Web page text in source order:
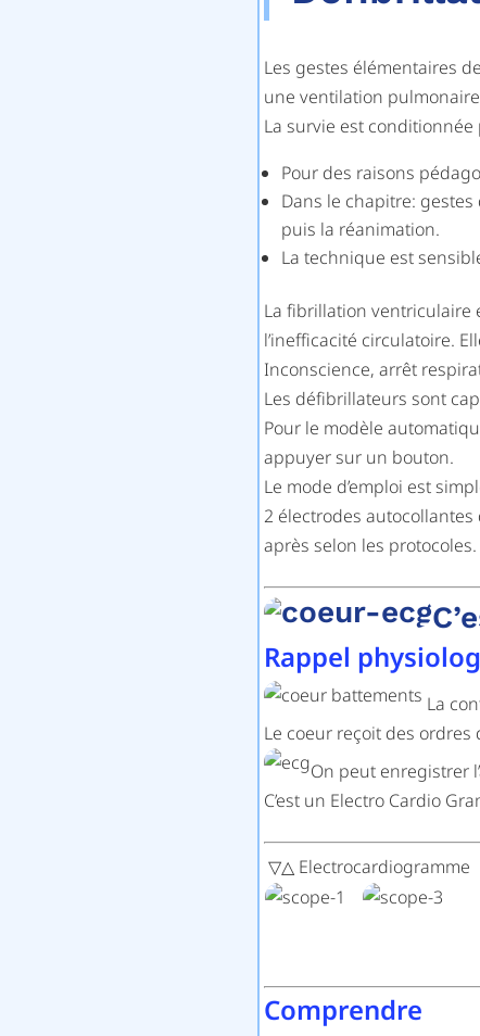
Les gestes élémentaires
une ventilation
La survie est
Pour des raisons
Dans le chapitre:
puis la réanimation.
La technique est
La fibrillation ventriculaire
l’inefficacité circulatoire.
Inconscience, arrêt
Les défibrillateurs sont
Pour le modèle
appuyer sur un bouton.
Le mode d’emploi est
2 électrodes
après selon les protocoles.
Rappel
La
Le coeur reçoit des
On peut enregistrer
C’est un Electro Cardio
▽△ Electrocardiogramme
Comprendre